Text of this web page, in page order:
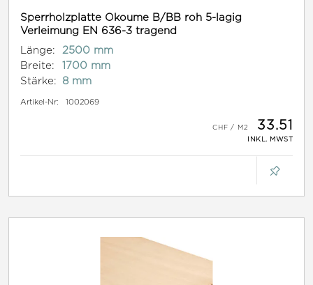
Sperrholzplatte Okoume B/BB roh 5-lagig
Verleimung EN 636-3 tragend
Länge:
2500 mm
Breite:
1700 mm
Stärke:
8 mm
Artikel-Nr: 1002069
33.51
INKL. MWST